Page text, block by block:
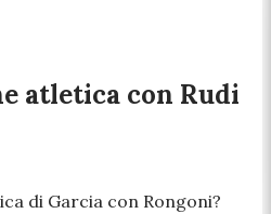
atletica con Rudi
di Garcia con Rongoni?